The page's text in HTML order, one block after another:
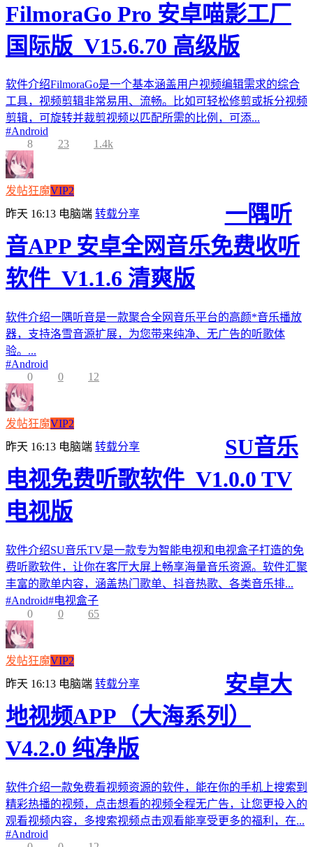
FilmoraGo Pro 安卓喵影工厂
国际版_V15.6.70 高级版
软件介绍FilmoraGo是一个基本涵盖用户视频编辑需求的综合
工具，视频剪辑非常易用、流畅。比如可轻松修剪或拆分视频
剪辑，可旋转并裁剪视频以匹配所需的比例，可添...
#Android
8
23 1.4k
发帖狂魔VIP2
昨天 16:13 电脑端 转载分享
一隅听
音APP 安卓全网音乐免费收听
软件_V1.1.6 清爽版
软件介绍一隅听音是一款聚合全网音乐平台的高颜*音乐播放
器，支持洛雪音源扩展，为您带来纯净、无广告的听歌体
验。...
#Android
0
0 12
发帖狂魔VIP2
昨天 16:13 电脑端 转载分享
SU音乐
电视免费听歌软件_V1.0.0 TV
电视版
软件介绍SU音乐TV是一款专为智能电视和电视盒子打造的免
费听歌软件，让你在客厅大屏上畅享海量音乐资源。软件汇聚
丰富的歌单内容，涵盖热门歌单、抖音热歌、各类音乐排...
#Android#电视盒子
0
0 65
发帖狂魔VIP2
昨天 16:13 电脑端 转载分享
安卓大
地视频APP（大海系列）
V4.2.0 纯净版
软件介绍一款免费看视频资源的软件，能在你的手机上搜索到
精彩热播的视频，点击想看的视频全程无广告，让您更投入的
观看视频内容，多搜索视频点击观看能享受更多的福利，在...
#Android